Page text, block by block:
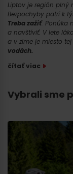
Liptov je región plný
Bezpochyby patrí k
Treba zažiť. Ponúka
a navštíviť. V lete
a v zime je miesto
vodách.
čítať viac
Vybrali sme